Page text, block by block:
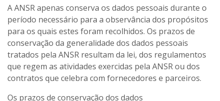
A ANSR apenas conserva os dados pessoais durante o
período necessário para a observância dos propósitos
para os quais estes foram recolhidos. Os prazos de
conservação da generalidade dos dados pessoais
tratados pela ANSR resultam da lei, dos regulamentos
que regem as atividades exercidas pela ANSR ou dos
contratos que celebra com fornecedores e parceiros.
Os prazos de conservação dos dados